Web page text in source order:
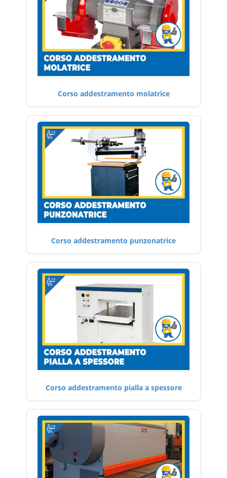
Corso addestramento molatrice
Corso addestramento punzonatrice
Corso addestramento pialla a spessore